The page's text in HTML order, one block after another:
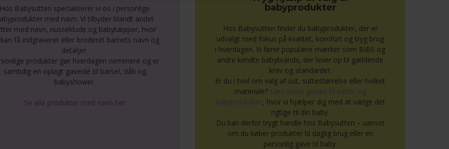
Hos Babysutten specialiserer vi os i personlige
med navn. Vi tilbyder blandt andet
med navn, nusseklude og babytæpper, hvor
få indgraveret eller broderet barnets navn og
detaljer.
produkter gør hverdagen nemmere og er
samtidig en oplagt gaveidé til barsel, dåb og
babyshower.
Se alle produkter med navn her
babyprodukter
Hos Babysutten finder du babyprodukter, der er
udvalgt med fokus på kvalitet, komfort og tryg brug
i hverdagen. Vi fører populære mærker som BIBS og
andre kendte babybrands, der lever op til gældende
krav og standarder.
Er du i tvivl om valg af sut, suttestørrelse eller hvilket
materiale? Læs vores guides til sutter og
babyprodukter, hvor vi hjælper dig med at vælge det
rigtige til din baby.
Du kan derfor trygt handle hos Babysutten – uanset
om du køber produkter til daglig brug eller en
personlig gave til baby.